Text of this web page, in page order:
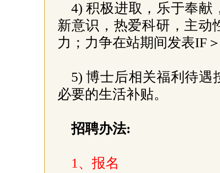
4) 积极进取，乐于奉献
新意识，热爱科研，主动
力；力争在站期间发表IF
5) 博士后相关福利待
必要的生活补贴。
招聘办法:
1、报名